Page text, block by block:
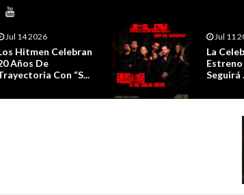
Jul 11 2026
La Celebración Por El
Estreno De ESPIRAL,
Seguirá ...